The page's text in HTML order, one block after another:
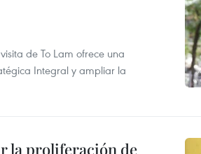
de To Lam ofrece una
Integral y ampliar la
la proliferación de